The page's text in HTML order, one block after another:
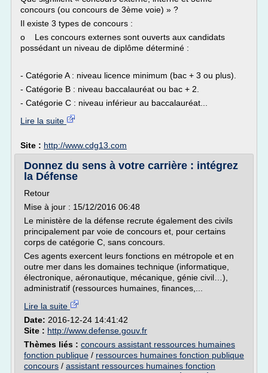
concours (ou concours de 3ème voie) » ?
Il existe 3 types de concours :
o Les concours externes sont ouverts aux candidats
possédant un niveau de diplôme déterminé :
- Catégorie A : niveau licence minimum (bac + 3 ou plus).
- Catégorie B : niveau baccalauréat ou bac + 2.
- Catégorie C : niveau inférieur au baccalauréat...
Lire la suite
Site : http://www.cdg13.com
Donnez du sens à votre carrière : intégrez
la Défense
Retour
Mise à jour : 15/12/2016 06:48
Le ministère de la défense recrute également des civils
principalement par voie de concours et, pour certains
corps de catégorie C, sans concours.
Ces agents exercent leurs fonctions en métropole et en
outre mer dans les domaines technique (informatique,
électronique, aéronautique, mécanique, génie civil…),
administratif (ressources humaines, finances,...
Lire la suite
Date: 2016-12-24 14:41:42
Site : http://www.defense.gouv.fr
Thèmes liés : concours assistant ressources humaines
fonction publique / ressources humaines fonction publique
concours / assistant ressources humaines fonction